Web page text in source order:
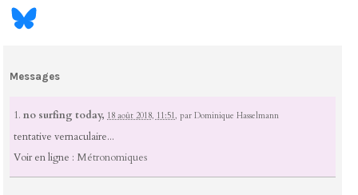
Messages
1. no surfing today, 18 août 2018, 11:51,parDominique Hasselmann
tentative vernaculaire...
Voir en ligne : Métronomiques